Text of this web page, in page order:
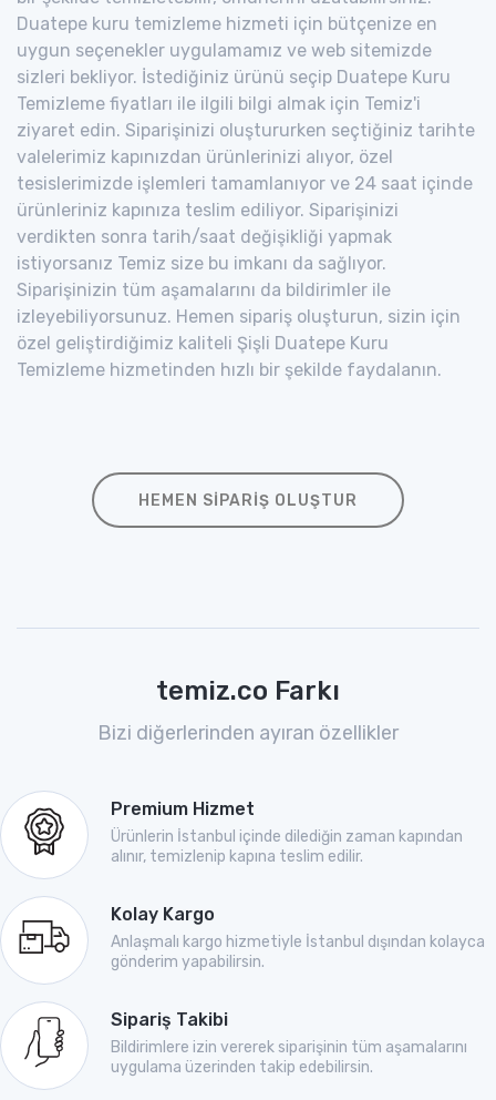
Duatepe kuru temizleme hizmeti için bütçenize en
uygun seçenekler uygulamamız ve web sitemizde
sizleri bekliyor. İstediğiniz ürünü seçip Duatepe Kuru
Temizleme fiyatları ile ilgili bilgi almak için Temiz'i
ziyaret edin. Siparişinizi oluştururken seçtiğiniz tarihte
valelerimiz kapınızdan ürünlerinizi alıyor, özel
tesislerimizde işlemleri tamamlanıyor ve 24 saat içinde
ürünleriniz kapınıza teslim ediliyor. Siparişinizi
verdikten sonra tarih/saat değişikliği yapmak
istiyorsanız Temiz size bu imkanı da sağlıyor.
Siparişinizin tüm aşamalarını da bildirimler ile
izleyebiliyorsunuz. Hemen sipariş oluşturun, sizin için
özel geliştirdiğimiz kaliteli Şişli Duatepe Kuru
Temizleme hizmetinden hızlı bir şekilde faydalanın.
HEMEN SIPARIŞ OLUŞTUR
temiz.co Farkı
Bizi diğerlerinden ayıran özellikler
Premium Hizmet
Ürünlerin İstanbul içinde dilediğin zaman kapından
alınır, temizlenip kapına teslim edilir.
Kolay Kargo
Anlaşmalı kargo hizmetiyle İstanbul dışından kolayca
gönderim yapabilirsin.
Sipariş Takibi
Bildirimlere izin vererek siparişinin tüm aşamalarını
uygulama üzerinden takip edebilirsin.